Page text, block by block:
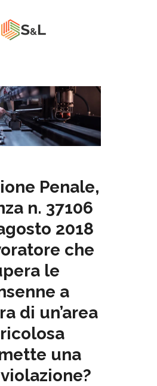
Penale,
n. 37106
2018
che
le
a
di un’area
una